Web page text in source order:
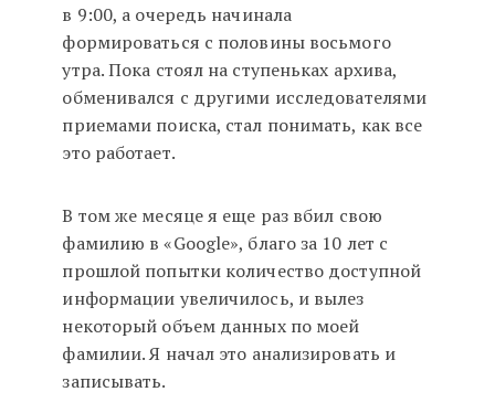
в 9:00, а очередь начинала
формироваться с половины восьмого
утра. Пока стоял на ступеньках архива,
обменивался с другими исследователями
приемами поиска, стал понимать, как все
это работает.
В том же месяце я еще раз вбил свою
фамилию в «Google», благо за 10 лет с
прошлой попытки количество доступной
информации увеличилось, и вылез
некоторый объем данных по моей
фамилии. Я начал это анализировать и
записывать.